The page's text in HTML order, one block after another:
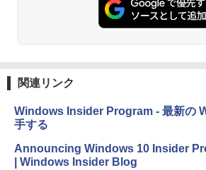
Kindle Paperwhite
ション (32GB) 7イ
イ、色調調節ライ
テリー、広告無し、
関連リンク
Windows Insider Program - 最新の
手する
Announcing Windows 10 Insider
| Windows Insider Blog